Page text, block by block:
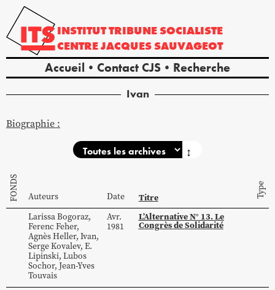
INSTITUTTRIBUNE SOCIALISTE
CENTREJACQUES SAUVAGEOT
Accueil Contact CJS Recherche
Ivan
Biographie :
↕
FONDS Auteurs Date Titre Type
LarissaBogoraz,
FerencFeher,
AgnèsHeller, Ivan,
SergeKovalev, E.
Lipinski, Lubos
Sochor, Jean-Yves
Touvais
Avr.
1981
L’Alternative N° 13. Le
Congrès de Solidarité